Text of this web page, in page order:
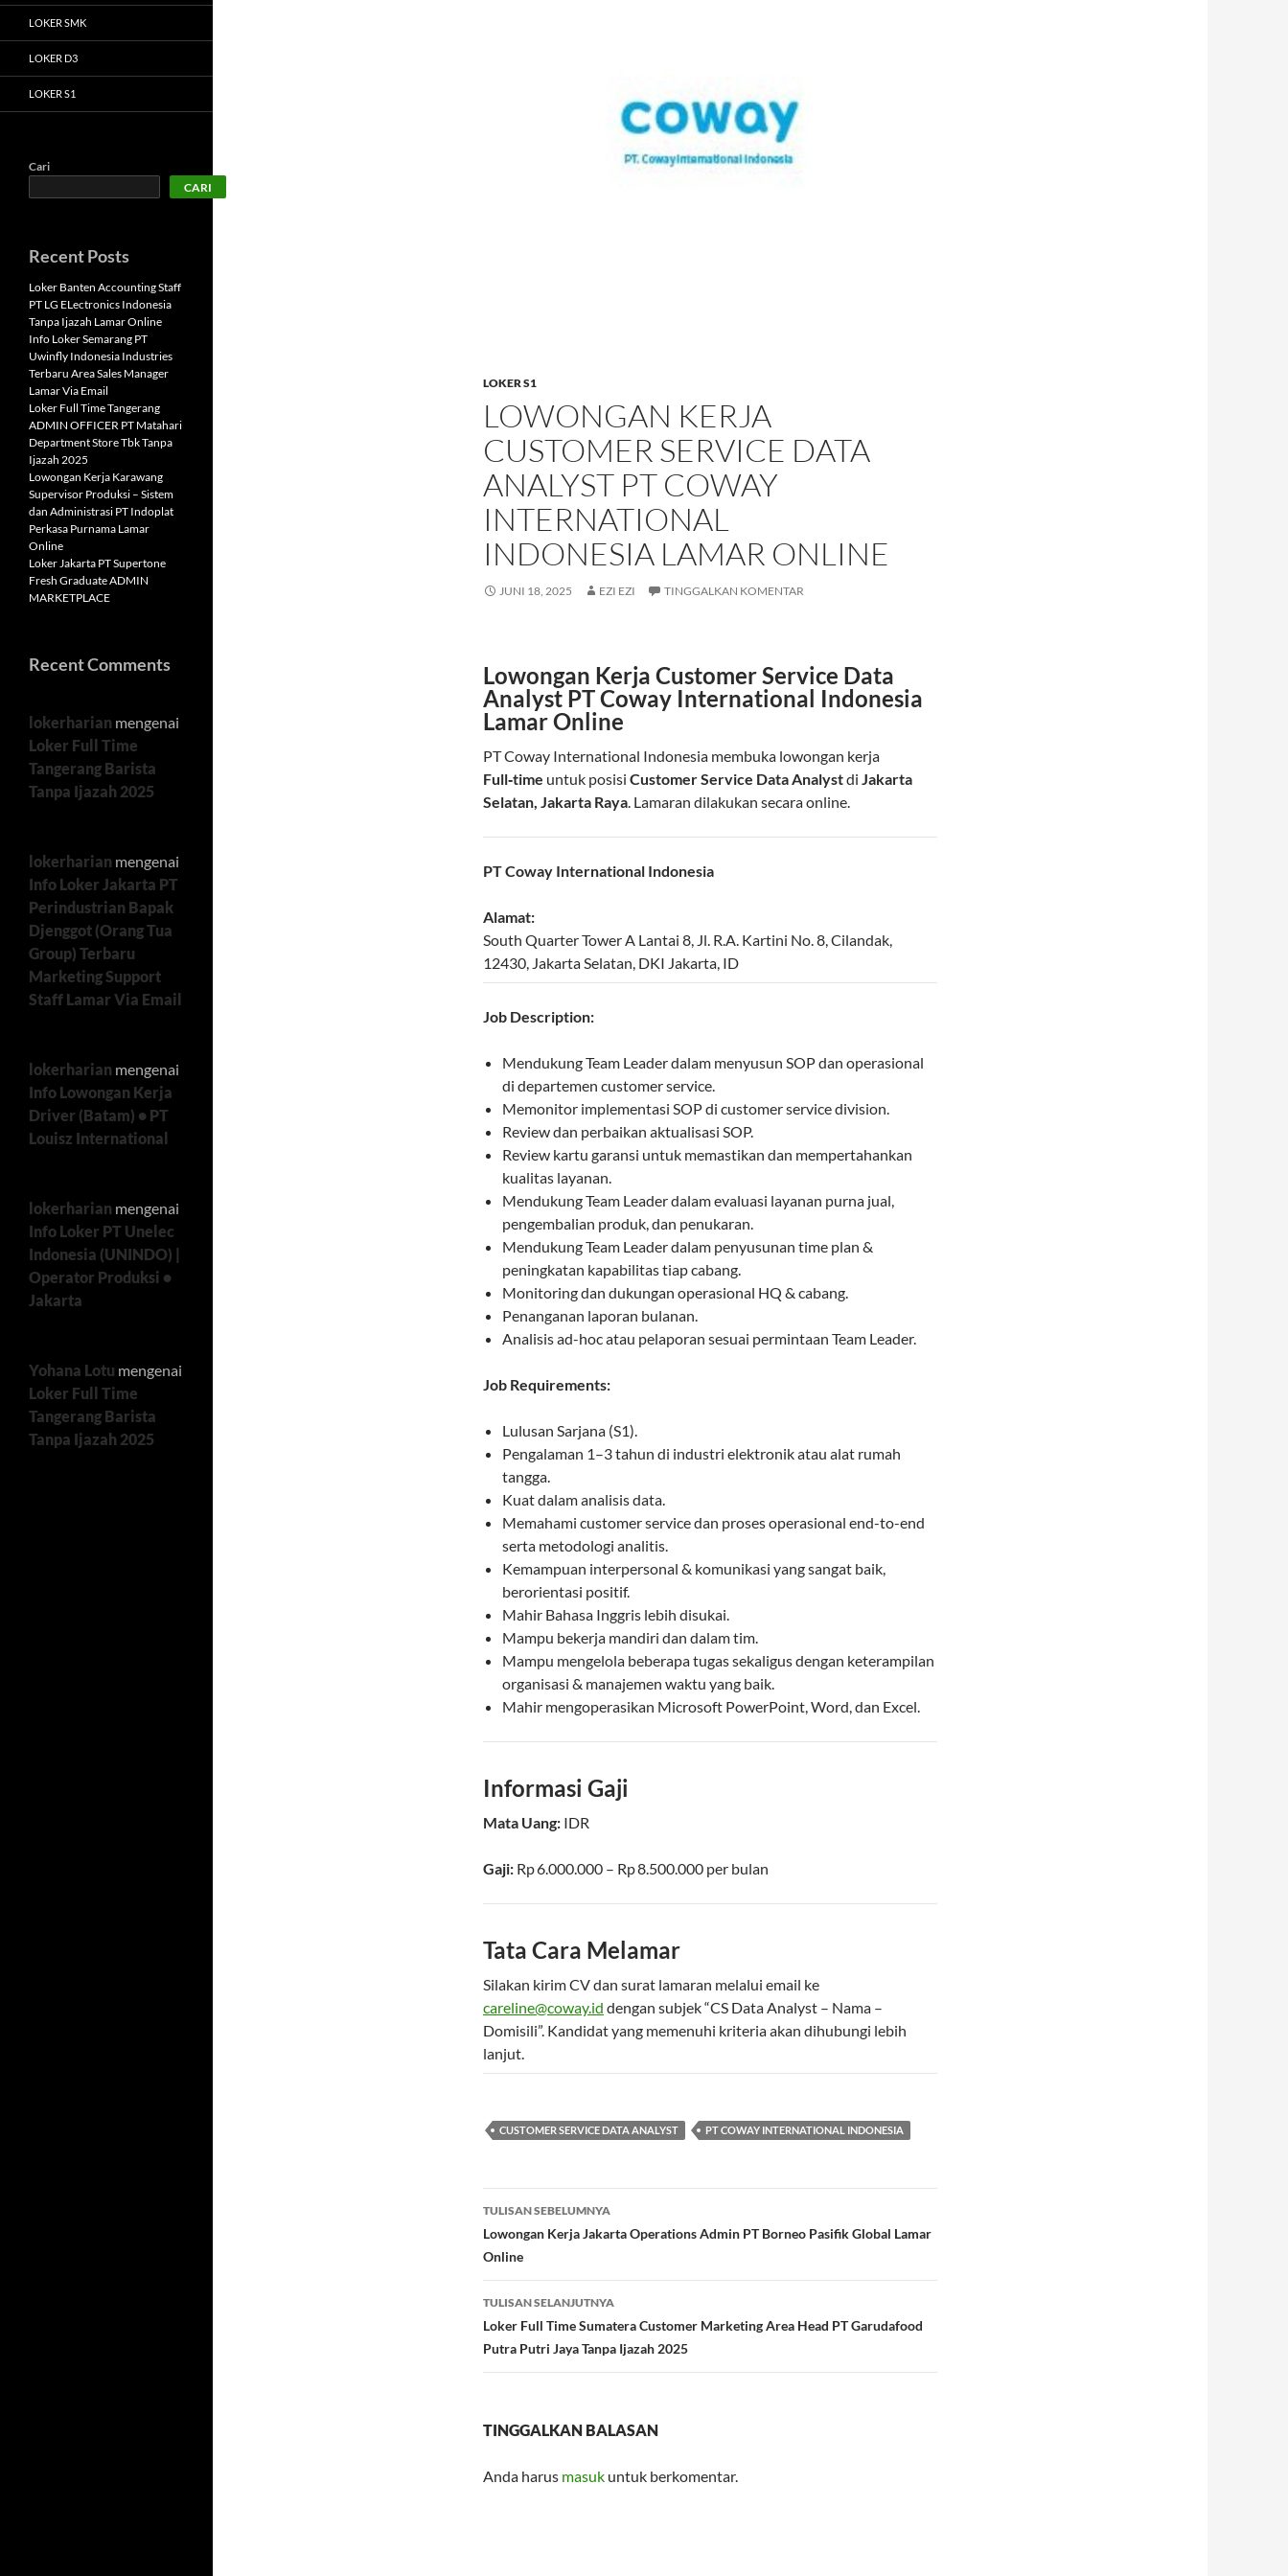
LOKER S1
LOWONGAN KERJA
CUSTOMER SERVICE DATA
ANALYST PT COWAY
INTERNATIONAL
INDONESIA LAMAR ONLINE
JUNI 18, 2025 EZI EZI TINGGALKAN KOMENTAR
Lowongan Kerja Customer Service Data
Analyst PT Coway International Indonesia
Lamar Online
PT Coway International Indonesia membuka lowongan kerja
Full‑time untuk posisi Customer Service Data Analystdi Jakarta
Selatan, Jakarta Raya. Lamaran dilakukan secara online.
PT Coway International Indonesia
Alamat:
South Quarter Tower A Lantai 8, Jl. R.A. Kartini No. 8, Cilandak,
12430, Jakarta Selatan, DKI Jakarta, ID
Job Description:
Mendukung Team Leader dalam menyusun SOP dan operasional
di departemen customer service.
Memonitor implementasi SOP di customer service division.
Review dan perbaikan aktualisasi SOP.
Review kartu garansi untuk memastikan dan mempertahankan
kualitas layanan.
Mendukung Team Leader dalam evaluasi layanan purna jual,
pengembalian produk, dan penukaran.
Mendukung Team Leader dalam penyusunan time plan &
peningkatan kapabilitas tiap cabang.
Monitoring dan dukungan operasional HQ & cabang.
Penanganan laporan bulanan.
Analisis ad-hoc atau pelaporan sesuai permintaan Team Leader.
Job Requirements:
Lulusan Sarjana (S1).
Pengalaman 1–3 tahun di industri elektronik atau alat rumah
tangga.
Kuat dalam analisis data.
Memahami customer service dan proses operasional end-to-end
serta metodologi analitis.
Kemampuan interpersonal & komunikasi yang sangat baik,
berorientasi positif.
Mahir Bahasa Inggris lebih disukai.
Mampu bekerja mandiri dan dalam tim.
Mampu mengelola beberapa tugas sekaligus dengan keterampilan
organisasi & manajemen waktu yang baik.
Mahir mengoperasikan Microsoft PowerPoint, Word, dan Excel.
Informasi Gaji
Mata Uang: IDR
Gaji: Rp 6.000.000 – Rp 8.500.000 per bulan
Tata Cara Melamar
Silakan kirim CV dan surat lamaran melalui email ke
careline@coway.id dengan subjek “CS Data Analyst – Nama –
Domisili”. Kandidat yang memenuhi kriteria akan dihubungi lebih
lanjut.
CUSTOMER SERVICE DATA ANALYST PT COWAY INTERNATIONAL INDONESIA
Navigasi
Tulisan
TULISAN SEBELUMNYA
Lowongan Kerja Jakarta Operations Admin PT Borneo Pasifik Global Lamar
Online
TULISAN SELANJUTNYA
Loker Full Time Sumatera Customer Marketing Area Head PT Garudafood
Putra Putri Jaya Tanpa Ijazah 2025
TINGGALKAN BALASAN
Anda harus masuk untuk berkomentar.
LOKER SMK
LOKER D3
LOKER S1
Cari
CARI
Recent Posts
Loker Banten Accounting Staff
PT LG ELectronics Indonesia
Tanpa Ijazah Lamar Online
Info Loker Semarang PT
Uwinfly Indonesia Industries
Terbaru Area Sales Manager
Lamar Via Email
Loker Full Time Tangerang
ADMIN OFFICER PT Matahari
Department Store Tbk Tanpa
Ijazah 2025
Lowongan Kerja Karawang
Supervisor Produksi – Sistem
dan Administrasi PT Indoplat
Perkasa Purnama Lamar
Online
Loker Jakarta PT Supertone
Fresh Graduate ADMIN
MARKETPLACE
Recent Comments
lokerharian mengenai
Loker Full Time
Tangerang Barista
Tanpa Ijazah 2025
lokerharian mengenai
Info Loker Jakarta PT
Perindustrian Bapak
Djenggot (Orang Tua
Group) Terbaru
Marketing Support
Staff Lamar Via Email
lokerharian mengenai
Info Lowongan Kerja
Driver (Batam) • PT
Louisz International
lokerharian mengenai
Info Loker PT Unelec
Indonesia (UNINDO) |
Operator Produksi •
Jakarta
Yohana Lotu mengenai
Loker Full Time
Tangerang Barista
Tanpa Ijazah 2025